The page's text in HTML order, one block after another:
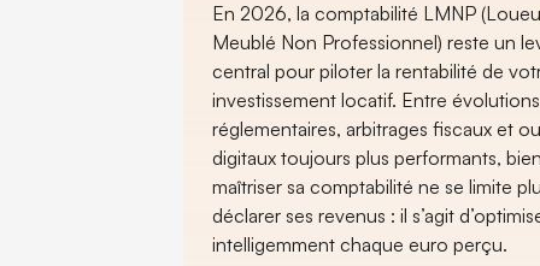
En 2026, la comptabilité LMNP
Meublé Non Professionnel) reste un
central pour piloter la rentabilité de
investissement locatif. Entre évolutions
réglementaires, arbitrages fiscaux et
digitaux toujours plus performants,
maîtriser sa comptabilité ne se limite
déclarer ses revenus : il s’agit
intelligemment chaque euro perçu.